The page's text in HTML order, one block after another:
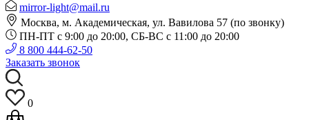
mirror-light@mail.ru
Москва, м. Академическая, ул. Вавилова 57 (по звонку)
ПН-ПТ с 9:00 до 20:00, СБ-ВС с 11:00 до 20:00
8 800 444-62-50
Заказать звонок
0